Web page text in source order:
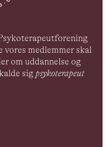
medlemmer skal
om uddannelse og
sig psykoterapeut